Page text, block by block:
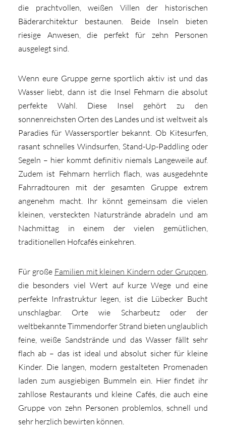
die prachtvollen, weißen Villen der historischen
Bäderarchitektur bestaunen. Beide Inseln bieten
riesige Anwesen, die perfekt für zehn Personen
ausgelegt sind.
Wenn eure Gruppe gerne sportlich aktiv ist und das
Wasser liebt, dann ist die Insel Fehmarn die absolut
perfekte Wahl. Diese Insel gehört zu den
sonnenreichsten Orten des Landes und ist weltweit als
Paradies für Wassersportler bekannt. Ob Kitesurfen,
rasant schnelles Windsurfen, Stand-Up-Paddling oder
Segeln – hier kommt definitiv niemals Langeweile auf.
Zudem ist Fehmarn herrlich flach, was ausgedehnte
Fahrradtouren mit der gesamten Gruppe extrem
angenehm macht. Ihr könnt gemeinsam die vielen
kleinen, versteckten Naturstrände abradeln und am
Nachmittag in einem der vielen gemütlichen,
traditionellen Hofcafés einkehren.
Für große Familien mit kleinen Kindern oder Gruppen,
die besonders viel Wert auf kurze Wege und eine
perfekte Infrastruktur legen, ist die Lübecker Bucht
unschlagbar. Orte wie Scharbeutz oder der
weltbekannte Timmendorfer Strand bieten unglaublich
feine, weiße Sandstrände und das Wasser fällt sehr
flach ab – das ist ideal und absolut sicher für kleine
Kinder. Die langen, modern gestalteten Promenaden
laden zum ausgiebigen Bummeln ein. Hier findet ihr
zahllose Restaurants und kleine Cafés, die auch eine
Gruppe von zehn Personen problemlos, schnell und
sehr herzlich bewirten können.